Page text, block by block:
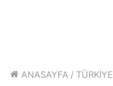
ANASAYFA / TÜRKİYE